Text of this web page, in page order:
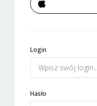
Login
Hasło